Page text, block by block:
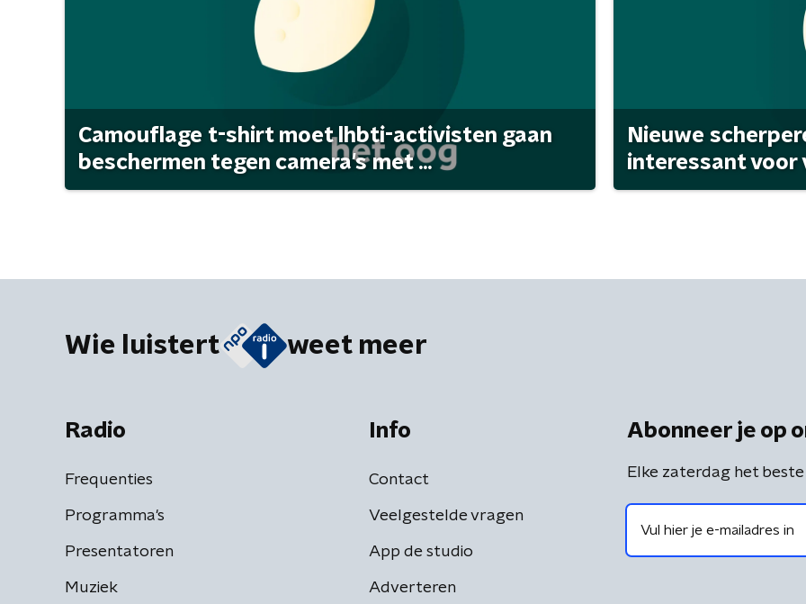
Camouflage t-shirt moet lhbti-activisten gaan
beschermen tegen camera's met ...
Nieuwe
interessant voor
Wie luistert weet meer
Radio
Frequenties
Programma's
Presentatoren
Muziek
Info
Contact
Veelgestelde vragen
App de studio
Adverteren
Abonneer je op
Elke zaterdag het beste